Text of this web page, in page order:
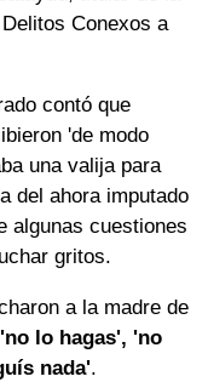
Conexos a
contó que
'de modo
una valija para
del ahora imputado
algunas cuestiones
gritos.
a la madre de
lo hagas', 'no
nada'.